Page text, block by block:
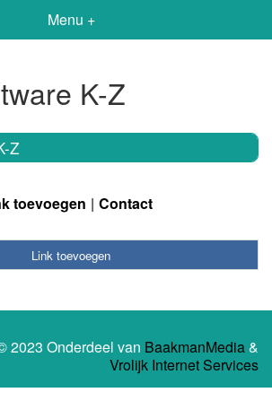
Menu +
K-Z
Z
toevoegen Contact
Link toevoegen
2023 Onderdeel van BaakmanMedia&
Vrolijk Internet Services